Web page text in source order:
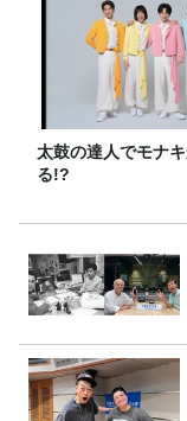
太鼓の達人でモナ
る!?